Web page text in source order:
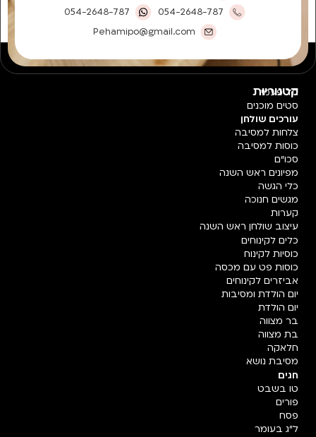
054-2648-787
054-2648-787
Pehamipo@gmail.com
קטגוריות
חד פעמי
סטים מוכנים
עורכים שולחן
צלחות למסיבה
כוסות למסיבה
סכו"ם
מפיונים ראש השנה
כלי הגשה
מגשים חנוכה
קערות
עיצוב שולחן ראש השנה
כלים לקינוחים
כוסיות לקינוח
כוסות פט עם מכסה
אביזרים לקינוחים
יום הולדת ומסיבות
יום הולדת
בר מצווה
בת מצווה
חלאקה
מסיבת נושא
חגים
טו בשבט
פורים
פסח
ל"ג בעומר